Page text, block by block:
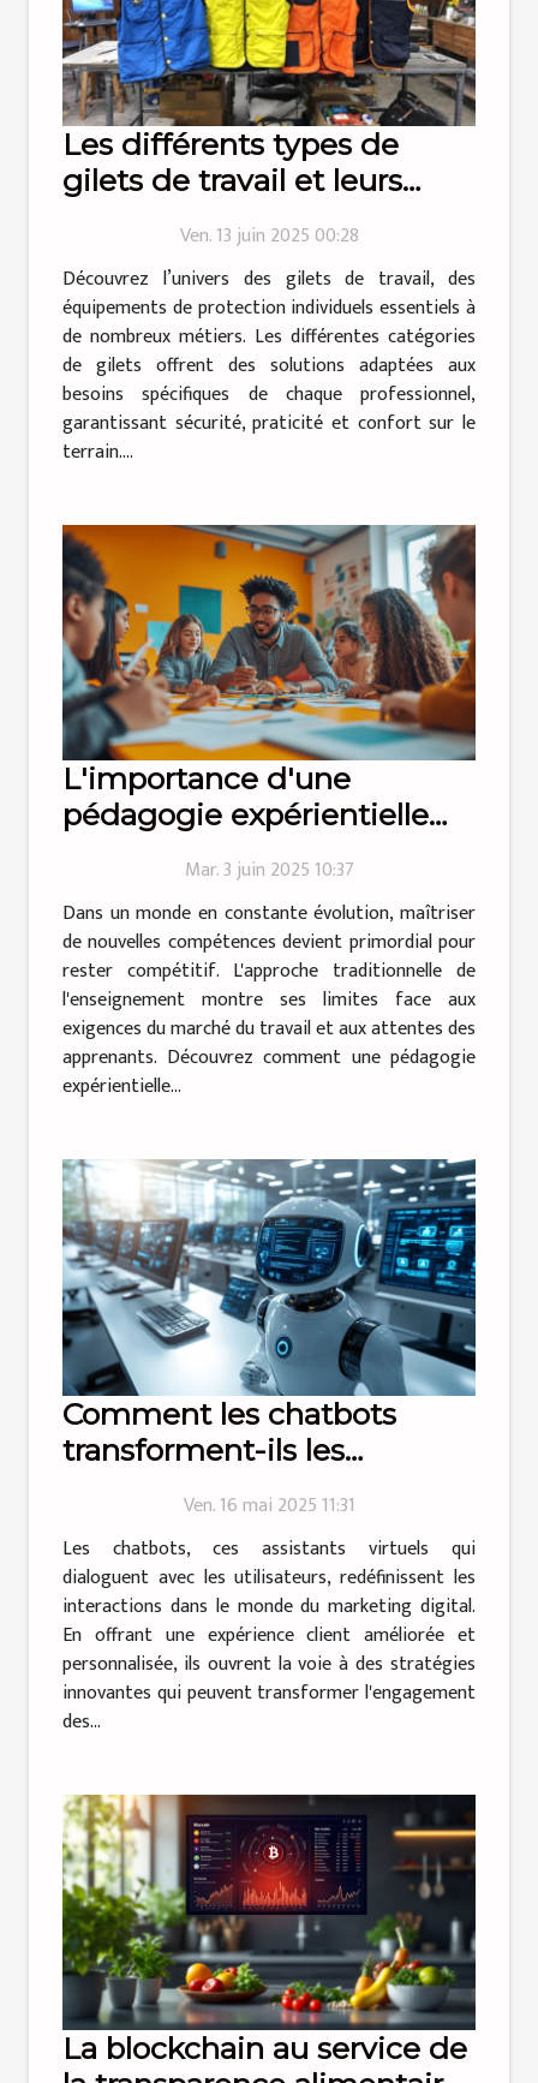
Les différents types de
gilets de travail et leurs
Ven. 13 juin 2025 00:28
Découvrez l’univers des gilets de travail, des
équipements de protection individuels essentiels à
de nombreux métiers. Les différentes catégories
de gilets offrent des solutions adaptées aux
besoins spécifiques de chaque professionnel,
garantissant sécurité, praticité et confort sur le
terrain....
L'importance d'une
pédagogie expérientielle
compétencesMar. 3 juin 2025 10:37
Dans un monde en constante évolution, maîtriser
de nouvelles compétences devient primordial pour
rester compétitif. L'approche traditionnelle de
l'enseignement montre ses limites face aux
exigences du marché du travail et aux attentes des
apprenants. Découvrez comment une pédagogie
expérientielle...
Comment les chatbots
transforment-ils les
Ven. 16 mai 2025 11:31
Les chatbots, ces assistants virtuels qui
dialoguent avec les utilisateurs, redéfinissent les
interactions dans le monde du marketing digital.
En offrant une expérience client améliorée et
personnalisée, ils ouvrent la voie à des stratégies
innovantes qui peuvent transformer l'engagement
des...
La blockchain au service de